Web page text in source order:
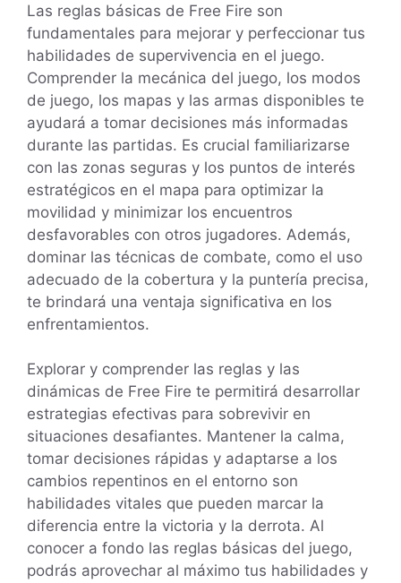
Las reglas básicas de Free Fire son
fundamentales para mejorar y perfeccionar tus
habilidades de supervivencia en el juego.
Comprender la mecánica del juego, los modos
de juego, los mapas y las armas disponibles te
ayudará a tomar decisiones más informadas
durante las partidas. Es crucial familiarizarse
con las zonas seguras y los puntos de interés
estratégicos en el mapa para optimizar la
movilidad y minimizar los encuentros
desfavorables con otros jugadores. Además,
dominar las técnicas de combate, como el uso
adecuado de la cobertura y la puntería precisa,
te brindará una ventaja significativa en los
enfrentamientos.
Explorar y comprender las reglas y las
dinámicas de Free Fire te permitirá desarrollar
estrategias efectivas para sobrevivir en
situaciones desafiantes. Mantener la calma,
tomar decisiones rápidas y adaptarse a los
cambios repentinos en el entorno son
habilidades vitales que pueden marcar la
diferencia entre la victoria y la derrota. Al
conocer a fondo las reglas básicas del juego,
podrás aprovechar al máximo tus habilidades y